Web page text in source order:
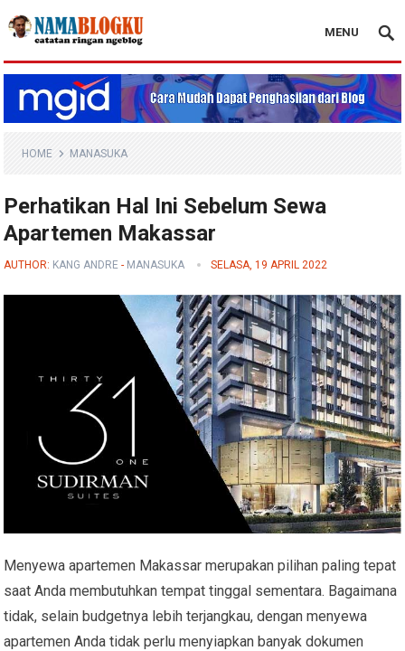
Nama Blogku
MENU
HOME MANASUKA
Perhatikan Hal Ini Sebelum Sewa
Apartemen Makassar
AUTHOR: KANG ANDRE - MANASUKA SELASA, 19 APRIL 2022
Menyewa apartemen Makassar merupakan pilihan paling tepat
saat Anda membutuhkan tempat tinggal sementara. Bagaimana
tidak, selain budgetnya lebih terjangkau, dengan menyewa
apartemen Anda tidak perlu menyiapkan banyak dokumen